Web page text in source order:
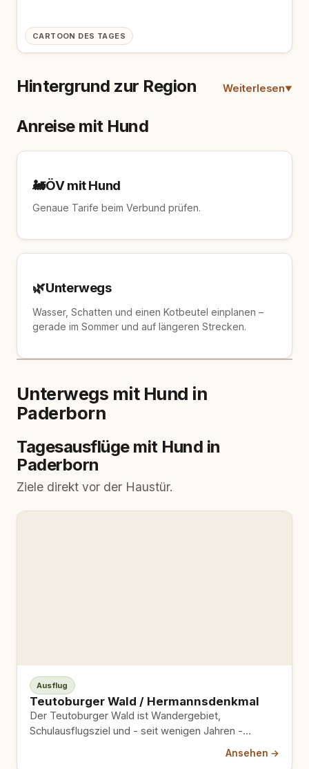
Hintergrund zur Region Weiterlesen
CARTOON DES TAGES
Anreise mit Hund
🚂ÖV mit Hund
Genaue Tarife beim Verbund prüfen.
🌿Unterwegs
Wasser, Schatten und einen Kotbeutel einplanen –
gerade im Sommer und auf längeren Strecken.
Unterwegs mit Hund in
Paderborn
Tagesausflüge mit Hund in
Paderborn
Ziele direkt vor der Haustür.
Ausflug
Teutoburger Wald / Hermannsdenkmal
Der Teutoburger Wald ist Wandergebiet,
Schulausflugsziel und - seit wenigen Jahren -
offizielles FSME-Risikogebiet. Das steht auf
Ansehen →